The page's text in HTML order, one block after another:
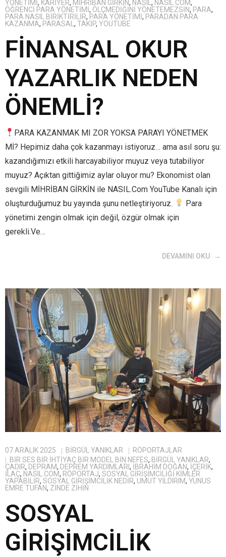
YÖNETIMI, KARIYER, MIHRIBAN GIRKIN, NASIL , NASIL.COM,
ÖĞRENCI PARA YÖNETIMI, ÖLÇMEDIĞINI YÖNETEMEZSIN, PARA,
PARA NASIL BIRIKTIRILIR, PARA YÖNETIMI, PARADAN PARA
KAZANMA, PARASAL , TAKIP, YOUTUBE
FİNANSAL OKUR
YAZARLIK NEDEN
ÖNEMLİ?
PARA KAZANMAK MI ZOR YOKSA PARAYI YÖNETMEK
Mİ? Hepimiz daha çok kazanmayı istiyoruz… ama asıl soru şu:
kazandığımızı etkili harcayabiliyor muyuz veya tutabiliyor
muyuz? Açıktan gittiğimiz aylar oluyor mu? Ekonomist olan
sevgili MİHRİBAN GİRKİN ile NASIL.Com YouTube Kanalı için
oluşturduğumuz bu yayında şunu netleştiriyoruz.
Para
yönetimi zengin olmak için değil, özgür olmak için
gerekli.Ve…
DEVAMINI OKU
07 ARALIK 2025 BIRGÜL YANIKLAR
RÖPORTAJLAR
BIR SES BIR IHTIYAÇ BIR MODEL BIN NEFES, BİRGÜL YANIKLAR,
ÇADIR, DEPRAM, DEPREM YARDIMLARI , IBRAHIM DOĞAN, IÇERIK,
ILAÇ, NASIL.COM, RÖPORTAJ, SOSYAL GIRIŞIMCILIĞI KIMLER
YAPABILIR, SOSYAL GIRIŞIMCILIK NEDIR, UMUT YILDIRIM, YUNUS
EMRE TUFAN, ZINDE ZIHIN
SOSYAL
GİRİŞİMCİLİK